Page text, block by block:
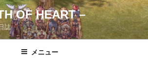
OF HEART –
誌
メニュー